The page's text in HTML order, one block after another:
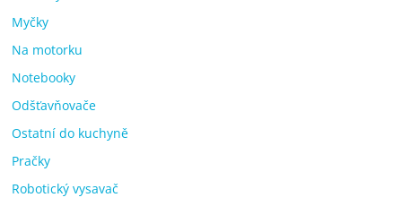
Myčky
Na motorku
Notebooky
Odšťavňovače
Ostatní do kuchyně
Pračky
Robotický vysavač